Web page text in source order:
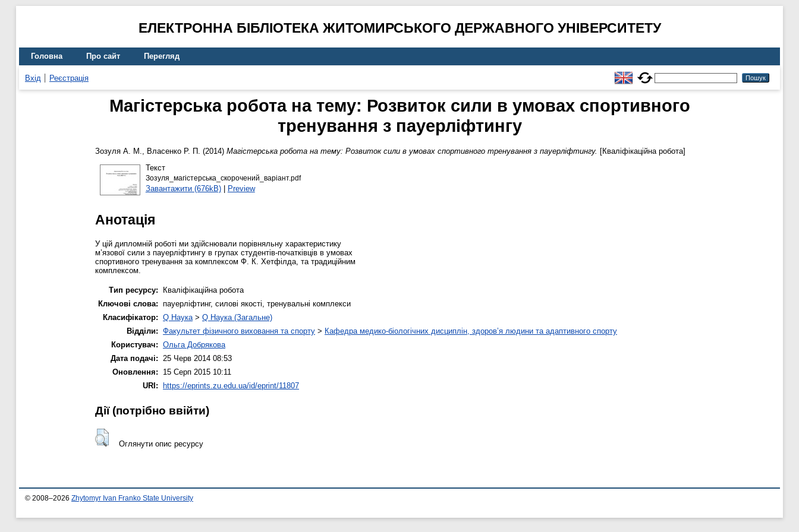
ЕЛЕКТРОННА БІБЛІОТЕКА ЖИТОМИРСЬКОГО ДЕРЖАВНОГО УНІВЕРСИТЕТУ
Головна Про сайт Перегляд
Вхід Реєстрація
Магістерська робота на тему: Розвиток сили в умовах спортивного
тренування з пауерліфтингу
Зозуля А. М., Власенко Р. П. (2014) Магістерська робота на тему: Розвиток сили в умовах спортивного тренування з пауерліфтингу. [Кваліфікаційна робота]
Текст
Зозуля_магістерська_скорочений_варіант.pdf
Завантажити (676kB)| Preview
Анотація
У цій дипломній роботі ми здійснювали порівняльну характеристику
м’язової сили з пауерліфтингу в групах студентів-початківців в умовах
спортивного тренування за комплексом Ф. К. Хетфілда, та традиційним
комплексом.
Тип ресурсу:
Кваліфікаційна робота
Ключові слова: пауерліфтинг, силові якості, тренувальні комплекси
Класифікатор: Q Наука > Q Наука (Загальне)
Відділи: Факультет фізичного виховання та спорту > Кафедра медико-біологічних дисциплін, здоров’я людини та адаптивного спорту
Користувач: Ольга Добрякова
Дата подачі:
25 Черв 2014 08:53
Оновлення:
15 Серп 2015 10:11
URI: https://eprints.zu.edu.ua/id/eprint/11807
Дії ​​(потрібно ввійти)
Оглянути опис ресурсу
© 2008–2026 Zhytomyr Ivan Franko State University